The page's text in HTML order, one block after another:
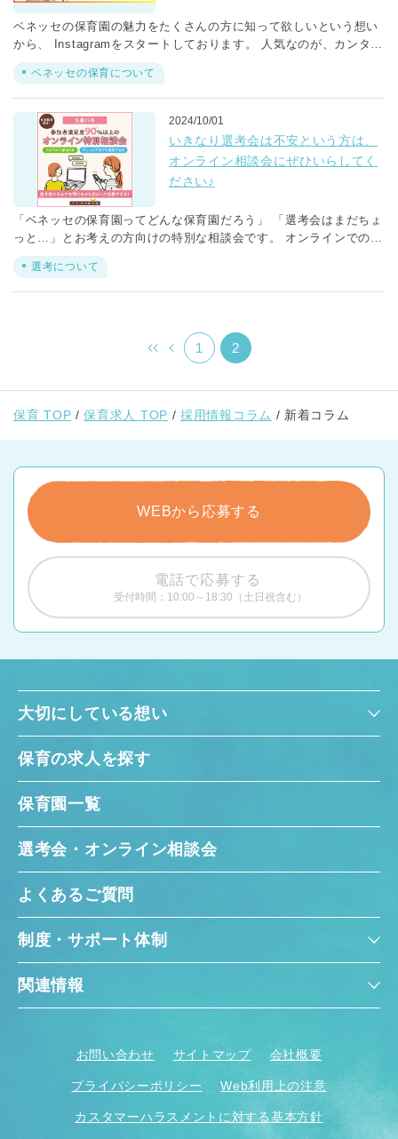
たことを言語化して話す」 「話している人の意見に耳を済ませる」
「他者の考え方を尊重し、否定はしない」 研修参加後の気づきを
各グループで発表し合うと… 「こどもたちともこの取り組みをやっ
てみたい！」 「相手に受け入れられるという安心感がある中で、
自分の意見を伝えることはとても楽しい！」 「この学びを、自身
の保育現場に広げていきたい」 「SNSが盛んな中、じっくり何かを
見るという体験が尊く、感じる深さが違うことを実感」 「答えはな
い、正解はない、違っていいという一番大切なことを学んだ。こど
もたちへの関わりもそうありたい」 などの意見が多数出てきます。
このことを保育現場に持ち帰り、日々の保育の向き合い方や、同僚
性について 試行錯誤していきます。 保育には答えがないからこ
そ、 「考え続けるきっかけ」が私達は大切だと考えております。
そして、仲間とともに育ちあう。 私たちは、研修を通して、保育の
質を高めていきます。
ベネッセの保育園の魅力をたくさんの方に知って欲しいという想い
から、 Instagramをスタートしております。 人気なのが、カンタン
に作れるおやつのレシピ🍩 実際に園でもご提供しているおやつにな
ります。 カンタンレシピなので、ぜひぜひ取り入れていただけると
嬉しいです。 これからも、保育園の魅力をお伝えして参ります💛
下記の二次元バーコードよりアクセスください！
ベネッセの保育について
2024/10/01
いきなり選考会は不安という方は、
オンライン相談会にぜひいらしてく
ださい♪
「ベネッセの保育園ってどんな保育園だろう」 「選考会はまだちょ
っと…」とお考えの方向けの特別な相談会です。 オンラインでの1
時間の相談会になります。カメラOFFでの参加でも問題ないです。
前半30分はベネッセの保育園について、採用担当からご説明させて
いただき、 後半30分は、可能な限り、ご参加いただいた方の質問に
保育方針などに違和感を感じていらっしゃる方いれば ぜひ、一度お
選考について
1 2
保育 TOP 保育求人 TOP 採用情報コラム 新着コラム
WEBから応募する
電話で応募する
受付時間：10:00～18:30（土日祝含む）
大切にしている想い
保育の求人を探す
保育園一覧
選考会・オンライン相談会
よくあるご質問
制度・サポート体制
関連情報
お問い合わせ サイトマップ 会社概要
プライバシーポリシー Web利用上の注意
カスタマーハラスメントに対する基本方針